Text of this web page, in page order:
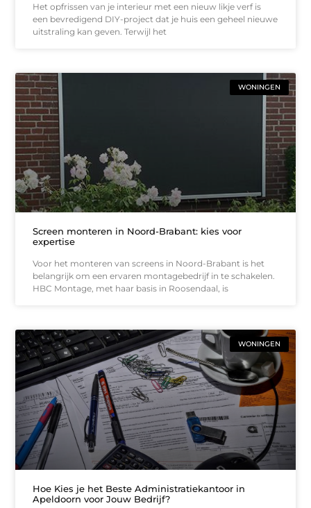
Het opfrissen van je interieur met een nieuw likje verf is
een bevredigend DIY-project dat je huis een geheel nieuwe
uitstraling kan geven. Terwijl het
WONINGEN
Screen monteren in Noord-Brabant: kies voor
expertise
Voor het monteren van screens in Noord-Brabant is het
belangrijk om een ervaren montagebedrijf in te schakelen.
HBC Montage, met haar basis in Roosendaal, is
WONINGEN
Hoe Kies je het Beste Administratiekantoor in
Apeldoorn voor Jouw Bedrijf?